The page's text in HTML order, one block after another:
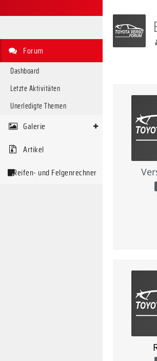
Forum
Dashboard
Letzte Aktivitäten
Unerledigte Themen
Galerie
Artikel
Reifen- und Felgenrechner